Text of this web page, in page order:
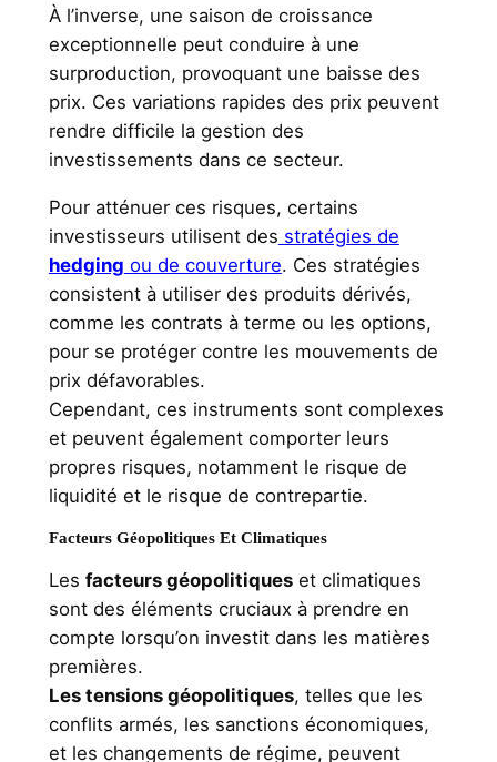
À l’inverse, une saison de croissance
exceptionnelle peut conduire à une
surproduction, provoquant une baisse des
prix. Ces variations rapides des prix peuvent
rendre difficile la gestion des
investissements dans ce secteur.
Pour atténuer ces risques, certains
investisseurs utilisent des stratégies de
hedging ou de couverture. Ces stratégies
consistent à utiliser des produits dérivés,
comme les contrats à terme ou les options,
pour se protéger contre les mouvements de
prix défavorables.
Cependant, ces instruments sont complexes
et peuvent également comporter leurs
propres risques, notamment le risque de
liquidité et le risque de contrepartie.
Facteurs Géopolitiques Et Climatiques
Les facteurs géopolitiqueset climatiques
sont des éléments cruciaux à prendre en
compte lorsqu’on investit dans les matières
premières.
Les tensions géopolitiques, telles que les
conflits armés, les sanctions économiques,
et les changements de régime, peuvent